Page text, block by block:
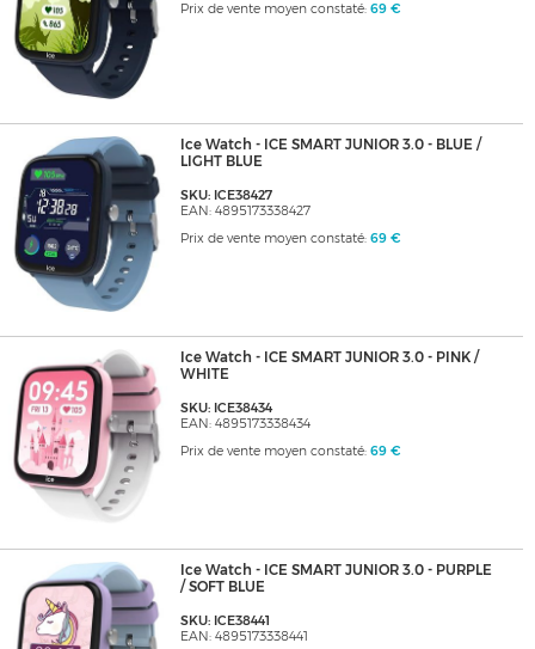
Prix de vente moyen constaté: 69 €
Ice Watch - ICE SMART JUNIOR 3.0 - BLUE /
LIGHT BLUE
SKU: ICE38427
EAN: 4895173338427
Prix de vente moyen constaté: 69 €
Ice Watch - ICE SMART JUNIOR 3.0 - PINK /
WHITE
SKU: ICE38434
EAN: 4895173338434
Prix de vente moyen constaté: 69 €
Ice Watch - ICE SMART JUNIOR 3.0 - PURPLE
/ SOFT BLUE
SKU: ICE38441
EAN: 4895173338441